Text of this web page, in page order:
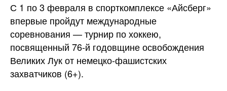
С 1 по 3 февраля в спорткомплексе «Айсберг»
впервые пройдут международные
соревнования — турнир по хоккею,
посвященный 76-й годовщине освобождения
Великих Лук от немецко-фашистских
захватчиков (6+).